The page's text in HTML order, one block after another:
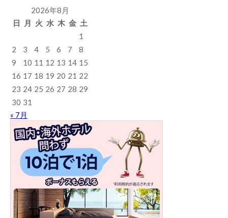
2026年8月
日
月 火 水 木 金 土
1
2
3 4 5 6 7
8
9
10 11 12 13 14 15
16 17 18 19 20 21 22
23 24 25 26 27 28 29
30 31
« 7月